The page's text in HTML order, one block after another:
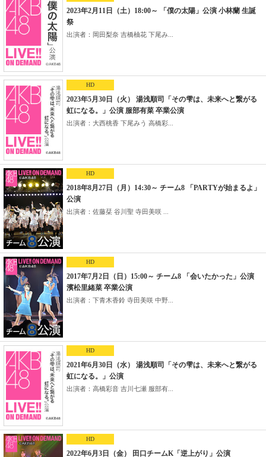
2023年2月11日（土）18:00～ 「僕の太陽」公演 小林蘭 生誕
祭
出演者：岡田梨奈 吉橋柚花 下尾み...
HD
2023年5月30日（火） 湯浅順司「その雫は、未来へと繋がる
虹になる。」公演 服部有菜 卒業公演
出演者：大西桃香 下尾みう 高橋彩...
HD
2018年8月27日（月）14:30～ チーム8 「PARTYが始まるよ」
公演
出演者：佐藤栞 谷川聖 寺田美咲 ...
HD
2017年7月2日（日）15:00～ チーム8 「会いたかった」公演
濱松里緒菜 卒業公演
出演者：下青木香鈴 寺田美咲 中野...
HD
2021年6月30日（水） 湯浅順司「その雫は、未来へと繋がる
虹になる。」公演
出演者：高橋彩音 吉川七瀬 服部有...
HD
2022年6月3日（金） 田口チームK「逆上がり」公演